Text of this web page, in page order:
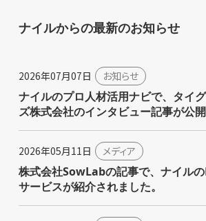
ナイルからの最新のお知らせ
2026年07月07日 お知らせ
ナイルのプロ人材活用ナビで、タイ
ズ株式会社のインタビュー記事が公
2026年05月11日 メディア
株式会社SowLabの記事で、ナイル
サービスが紹介されました。